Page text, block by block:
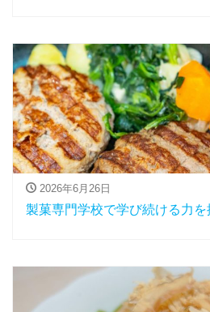
2026年6月26日
製菓専門学校で学び続ける力